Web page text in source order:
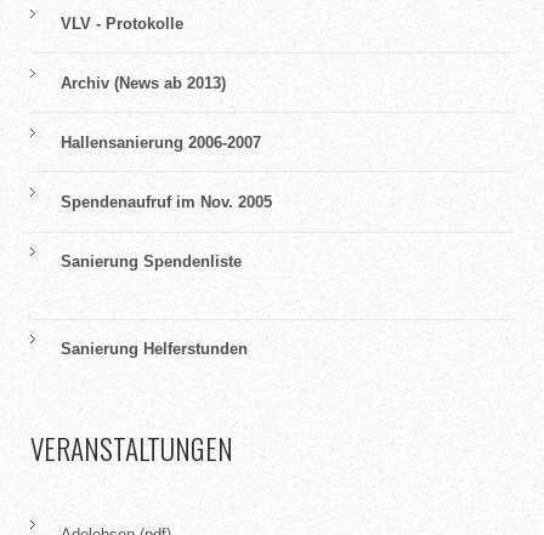
VLV - Protokolle
Archiv (News ab 2013)
Hallensanierung 2006-2007
Spendenaufruf im Nov. 2005
Sanierung Spendenliste
Sanierung Helferstunden
VERANSTALTUNGEN